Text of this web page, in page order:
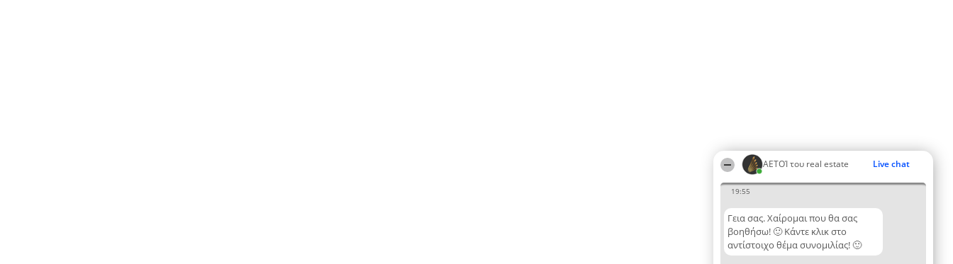
ΑΕΤΟΊ του real estate Live chat
19:55
Γεια σας. Χαίρομαι που θα σας
βοηθήσω! 🙂 Κάντε κλικ στο
αντίστοιχο θέμα συνομιλίας! 🙂